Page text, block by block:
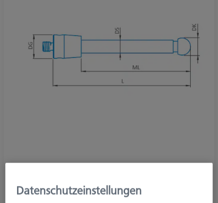
Länge (L)
34,0 mm
Datenschutzeinstellungen